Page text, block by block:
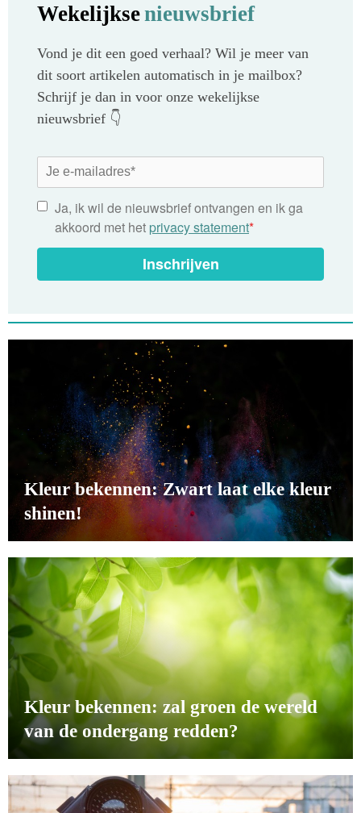
Wekelijksenieuwsbrief
Vond je dit een goed verhaal? Wil je meer van
dit soort artikelen automatisch in je mailbox?
Schrijf je dan in voor onze wekelijkse
nieuwsbrief 👇
Ja, ik wil de nieuwsbrief ontvangen en ik ga
akkoord met het privacy statement*
Inschrijven
Kleur bekennen: Zwart laat elke kleur
shinen!
Kleur bekennen: zal groen de wereld
van de ondergang redden?